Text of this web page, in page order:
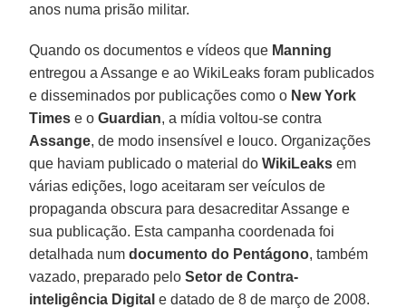
anos numa prisão militar.
Quando os documentos e vídeos que Manning
entregou a Assange e ao WikiLeaks foram publicados
e disseminados por publicações como o New York
Times e oGuardian, a mídia voltou-se contra
Assange, de modo insensível e louco. Organizações
que haviam publicado o material doWikiLeaks em
várias edições, logo aceitaram ser veículos de
propaganda obscura para desacreditar Assange e
sua publicação. Esta campanha coordenada foi
detalhada numdocumento do Pentágono, também
vazado, preparado peloSetor de Contra-
inteligência Digital e datado de 8 de março de 2008.